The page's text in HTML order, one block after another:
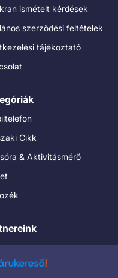
ismételt kérdések
szerződési feltételek
tájékoztató
Cikk
& Aktivitásmérő